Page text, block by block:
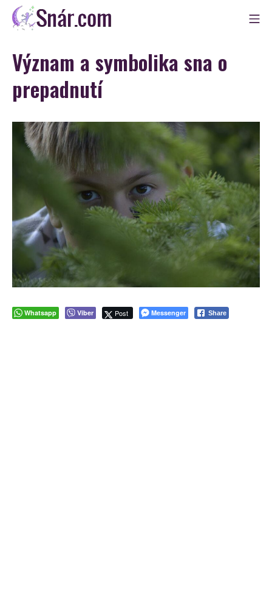
Skip
Snár
Význam a symbolika sna o
prepadnutí
Whatsapp Viber Post Messenger Share